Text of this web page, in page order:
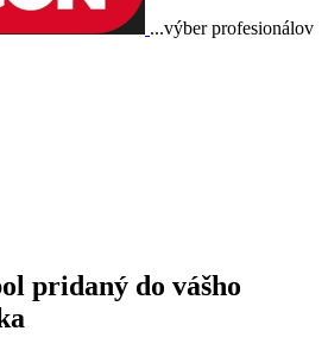
...výber profesionálov
pridaný do vášho